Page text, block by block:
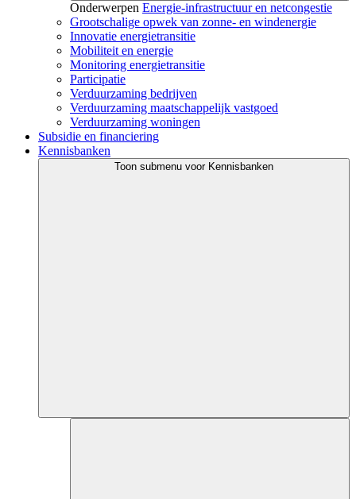
Onderwerpen Energie-infrastructuur en netcongestie
Grootschalige opwek van zonne- en windenergie
Innovatie energietransitie
Mobiliteit en energie
Monitoring energietransitie
Participatie
Verduurzaming bedrijven
Verduurzaming maatschappelijk vastgoed
Verduurzaming woningen
Subsidie en financiering
Kennisbanken
Toon submenu voor Kennisbanken